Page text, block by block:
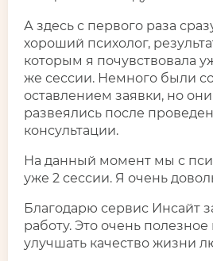
А здесь с первого раза
хороший психолог,
которым я почувствовала
же сессии. Немного были
оставлением заявки, но
развеялись после
консультации.
На данный момент мы с
уже 2 сессии. Я очень
Благодарю сервис Инсайт
работу. Это очень
улучшать качество жизни